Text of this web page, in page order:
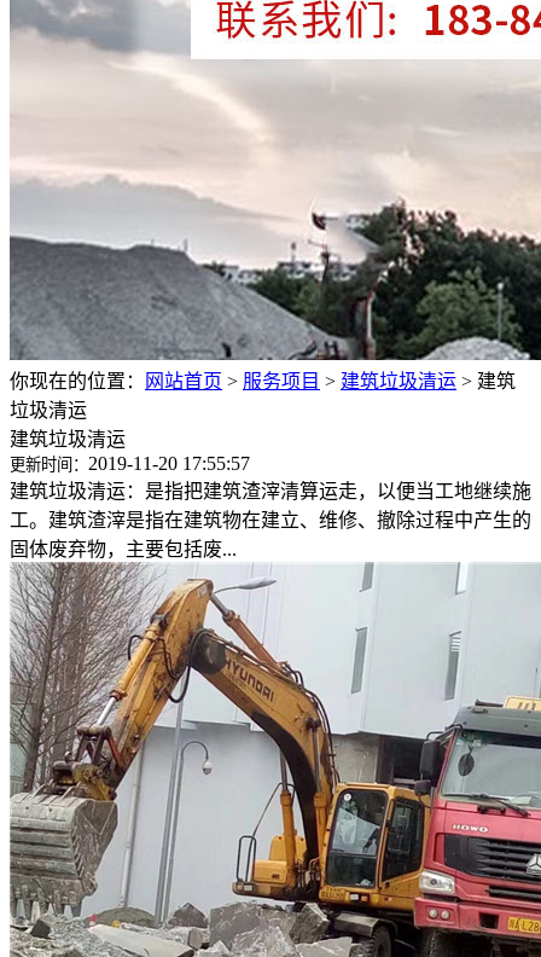
你现在的位置： 网站首页 > 服务项目 > 建筑垃圾清运 > 建筑
垃圾清运
建筑垃圾清运
更新时间： 2019-11-20 17:55:57
建筑垃圾清运：是指把建筑渣滓清算运走，以便当工地继续施
工。建筑渣滓是指在建筑物在建立、维修、撤除过程中产生的
固体废弃物，主要包括废...